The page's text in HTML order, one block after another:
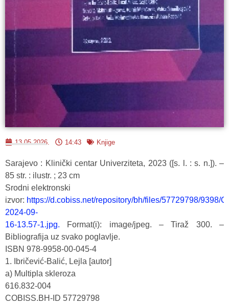
13.05.2026. 14:43 Knjige
Sarajevo : Klinički centar Univerziteta, 2023 ([s. l. : s. n.]). –
85 str. : ilustr. ; 23 cm
Srodni elektronski
izvor: https://d.cobiss.net/repository/bh/files/57729798/9398/
2024-09-
16-13.57-1.jpg. Format(i): image/jpeg. – Tiraž 300. –
Bibliografija uz svako poglavlje.
ISBN 978-9958-00-045-4
​1. Ibričević-Balić, Lejla [autor]
a) Multipla skleroza
616.832-004
COBISS.BH-ID 57729798